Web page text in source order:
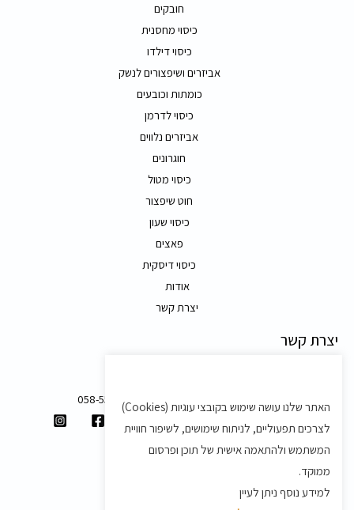
חובקים
כיסוי מחסנית
כיסוי דילדו
אביזרים ושיפצורים לנשק
כומתות וכובעים
כיסוי לדרמן
אביזרים נלווים
חוגרונים
כיסוי מטול
חוט שיפצור
כיסוי שעון
פאצים
כיסוי דיסקית
אודות
יצרת קשר
יצרת קשר
058-5557588
shvartz.order@gmail.com
תנאים ותקנון
האתר שלנו עושה שימוש בקובצי עוגיות (Cookies)
לצרכים תפעוליים, לניתוח שימושים, לשיפור חוויית
המשתמש ולהתאמה אישית של תוכן ופרסום
ממוקד.
למידע נוסף ניתן לעיין